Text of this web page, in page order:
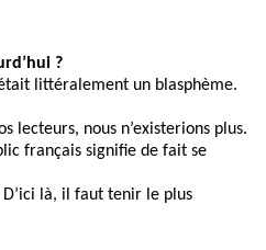
?
littéralement un blasphème.
lecteurs, nous n’existerions plus.
français signifie de fait se
là, il faut tenir le plus